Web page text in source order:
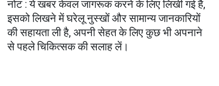
नोट : ये खबर केवल जागरूक करने के लिए लिखी गई है,
इसको लिखने में घरेलू नुस्खों और सामान्य जानकारियों
की सहायता ली है, अपनी सेहत के लिए कुछ भी अपनाने
से पहले चिकित्सक की सलाह लें।